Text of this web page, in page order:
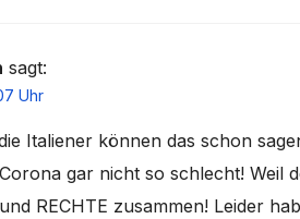
sagt:
Uhr
Italiener können das schon
gar nicht so schlecht! Weil
RECHTE zusammen! Leider